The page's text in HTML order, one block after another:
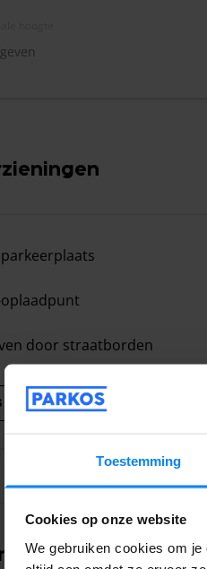
Toestemming
Cookies op onze website
We gebruiken cookies om
oplaadpunt
door straatborden